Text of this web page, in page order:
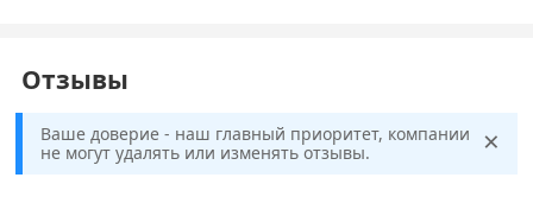
Отзывы
Ваше доверие - наш главный приоритет, компании
не могут удалять или изменять отзывы.
×